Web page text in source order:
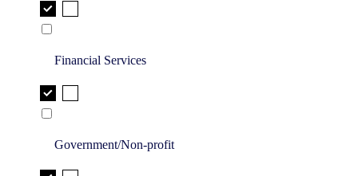
Financial Services
Government/Non-profit